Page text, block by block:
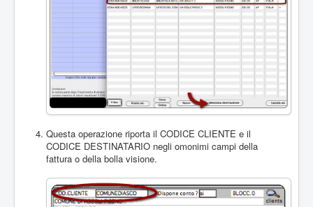
Questa operazione riporta il CODICE CLIENTE e il
CODICE DESTINATARIO negli omonimi campi della
fattura o della bolla visione.